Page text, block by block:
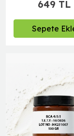
Kabuğu)649 TL
Sepete